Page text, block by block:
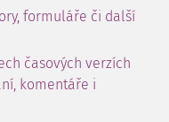
formuláře či další
časových verzích
komentáře i